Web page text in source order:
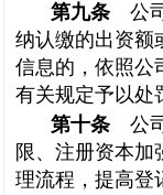
第九条 公
纳认缴的出资额
信息的，依照公
有关规定予以处
第十条 公
限、注册资本
理流程，提高登